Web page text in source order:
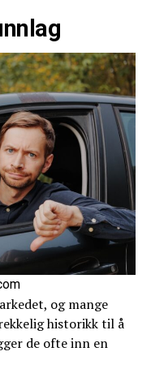
og mange
historikk til å
de ofte inn en